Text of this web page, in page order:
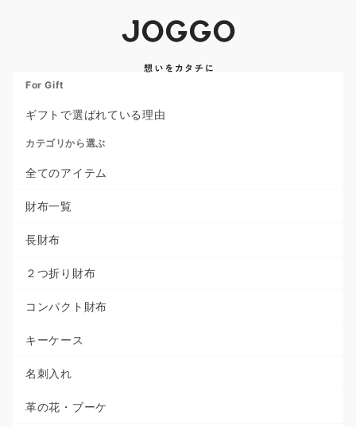
For Gift
ギフトで選ばれている理由
カテゴリから選ぶ
全てのアイテム
財布一覧
長財布
２つ折り財布
コンパクト財布
キーケース
名刺入れ
革の花・ブーケ